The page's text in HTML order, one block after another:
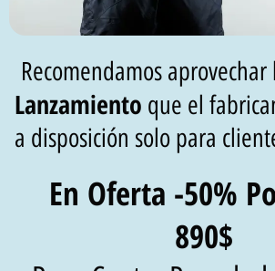
Recomendamos aprovechar
Lanzamiento que el
a disposición solo para
En Oferta -50%
890$